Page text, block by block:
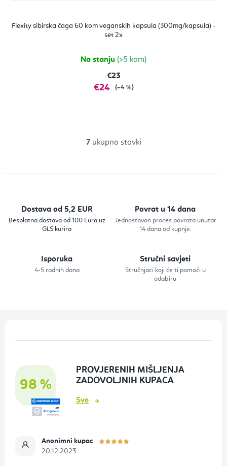
Flexity sibirska čaga 60 kom veganskih kapsula (300mg/kapsula) -
set 2x
Na stanju (>5 kom)
€23
€24 (–4 %)
n
o
7ukupno stavki
Dostava od 5,2 EUR
Besplatna dostava od 100 Eura uz
GLS kurira
Povrat u 14 dana
Jednostavan proces povrata unutar
14 dana od kupnje.
Isporuka
4-5 radnih dana
Stručni savjeti
Stručnjaci koji će ti pomoći u
odabiru
98 %
PROVJERENIH MIŠLJENJA
ZADOVOLJNIH KUPACA
Sve
Anonimni kupac
20.12.2023